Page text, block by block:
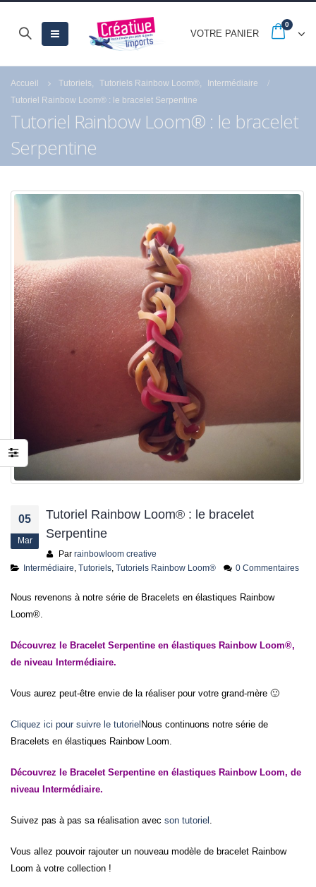
VOTRE PANIER
0
Accueil Tutoriels Tutoriels Rainbow Loom®
Intermédiaire
Tutoriel Rainbow Loom® : le bracelet Serpentine
Tutoriel Rainbow Loom® : le bracelet
Serpentine
05
Mar
Tutoriel Rainbow Loom® : le bracelet
Serpentine
Par rainbowloom creative
Intermédiaire Tutoriels, Tutoriels Rainbow Loom® 0 Commentaires
Nous revenons à notre série de Bracelets en élastiques Rainbow
Loom®.
Découvrez le Bracelet Serpentine en élastiques Rainbow Loom®,
de niveau Intermédiaire.
Vous aurez peut-être envie de la réaliser pour votre grand-mère 🙂
Cliquez ici pour suivre le tutoriel Nous continuons notre série de
Bracelets en élastiques Rainbow Loom.
Découvrez le Bracelet Serpentine en élastiques Rainbow Loom, de
niveau Intermédiaire.
Suivez pas à pas sa réalisation avec son tutoriel .
Vous allez pouvoir rajouter un nouveau modèle de bracelet Rainbow
Loom à votre collection !
-20% jusqu’au 30
septembre avec les
23 septembre 2025
pour réussir la
Langnickel® ?
Fermeture
21 juillet 2026
Profitez des